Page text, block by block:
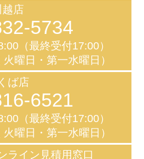
越店
5734
（最終受付17:00）
曜日・第一水曜日）
ば店
6521
（最終受付17:00）
曜日・第一水曜日）
ライン見積用窓口